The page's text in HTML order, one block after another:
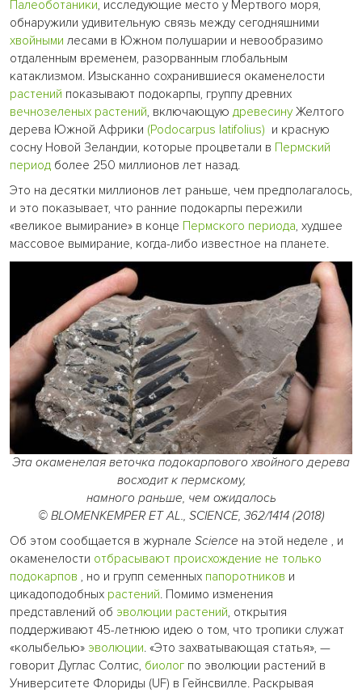
Палеоботаники, исследующие место у Мертвого моря,
обнаружили удивительную связь между сегодняшними
хвойными лесами в Южном полушарии и невообразимо
отдаленным временем, разорванным глобальным
катаклизмом. Изысканно сохранившиеся окаменелости
растений показывают подокарпы, группу древних
вечнозеленых растений, включающую древесинуЖелтого
дерева Южной Африки (Podocarpus latifolius) и красную
сосну Новой Зеландии, которые процветали в Пермский
период более 250 миллионов лет назад.
Это на десятки миллионов лет раньше, чем предполагалось,
и это показывает, что ранние подокарпы пережили
«великое вымирание» в конце Пермского периода, худшее
массовое вымирание, когда-либо известное на планете.
Эта окаменелая веточка подокарпового хвойного дерева
восходит к пермскому,
намного раньше, чем ожидалось
© BLOMENKEMPER ET AL., SCIENCE, 362/1414 (2018)
Об этом сообщается в журнале Science на этой неделе , и
окаменелости отбрасывают происхождение не только
подокарпов , но и групп семенных папоротников и
цикадоподобных растений. Помимо изменения
представлений об эволюции растений, открытия
поддерживают 45-летнюю идею о том, что тропики служат
«колыбелью» эволюции. «Это захватывающая статья», —
говорит Дуглас Солтис, биолог по эволюции растений в
Университете Флориды (UF) в Гейнсвилле. Раскрывая